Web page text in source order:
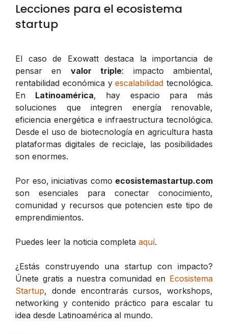
Lecciones para el ecosistema
startup
El caso de Exowatt destaca la importancia de
pensar en valor triple: impacto ambiental,
rentabilidad económica yescalabilidad tecnológica.
En Latinoamérica, hay espacio para más
soluciones que integren energía renovable,
eficiencia energética e infraestructura tecnológica.
Desde el uso de biotecnología en agricultura hasta
plataformas digitales de reciclaje, las posibilidades
son enormes.
Por eso, iniciativas como ecosistemastartup.com
son esenciales para conectar conocimiento,
comunidad y recursos que potencien este tipo de
emprendimientos.
Puedes leer la noticia completa aquí.
¿Estás construyendo una startup con impacto?
Únete gratis a nuestra comunidad en Ecosistema
Startup, donde encontrarás cursos, workshops,
networking y contenido práctico para escalar tu
idea desde Latinoamérica al mundo.